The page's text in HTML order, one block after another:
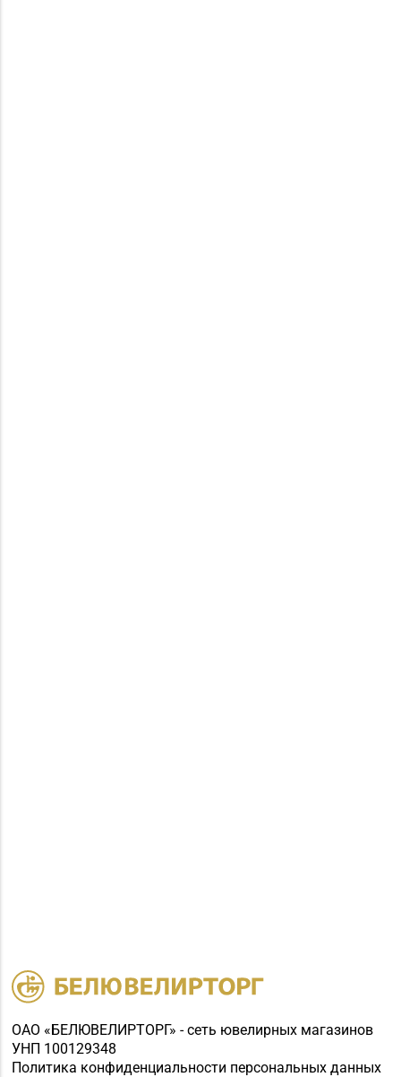
ОАО «БЕЛЮВЕЛИРТОРГ» - сеть ювелирных магазинов
УНП 100129348
Политика конфиденциальности персональных данных